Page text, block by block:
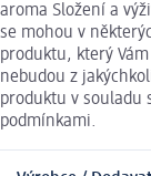
aroma Složení a
se mohou v
produktu, který
nebudou z
produktu v souladu
podmínkami.